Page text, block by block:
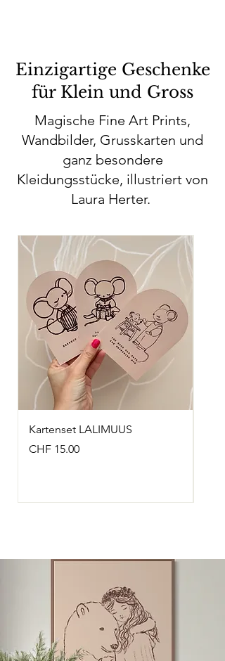
Einzigartige Geschenke
für Klein und Gross
Magische Fine Art Prints,
Wandbilder, Grusskarten und
ganz besondere
Kleidungsstücke, illustriert von
Laura Herter.
Kartenset LALIMUUS
Preis
CHF 15.00